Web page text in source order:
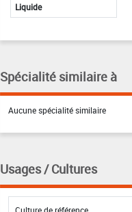
Liquide
Spécialité similaire à
Aucune spécialité similaire
Usages / Cultures